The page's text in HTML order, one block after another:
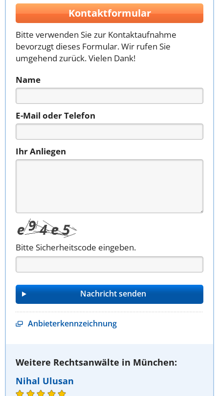
Kontaktformular
Bitte verwenden Sie zur Kontaktaufnahme
bevorzugt dieses Formular. Wir rufen Sie
umgehend zurück. Vielen Dank!
Name
E-Mail oder Telefon
Ihr Anliegen
Bitte Sicherheitscode eingeben.
Anbieterkennzeichnung
Weitere Rechtsanwälte in München:
Nihal Ulusan